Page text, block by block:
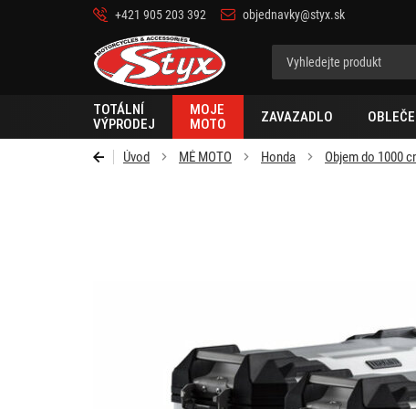
+421 905 203 392 objednavky@styx.sk
Styx-
cz
TOTÁLNÍ
VÝPRODEJ
MOJE
MOTO
ZAVAZADLO
Úvod MÉ MOTO Honda Objem do 1000